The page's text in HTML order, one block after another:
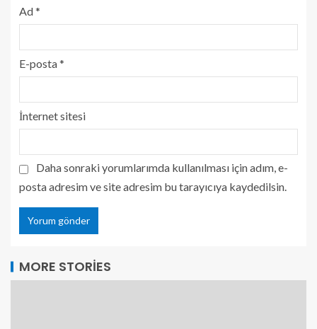
Ad*
E-posta*
İnternet sitesi
Daha sonraki yorumlarımda kullanılması için adım, e-
posta adresim ve site adresim bu tarayıcıya kaydedilsin.
MORE STORIES